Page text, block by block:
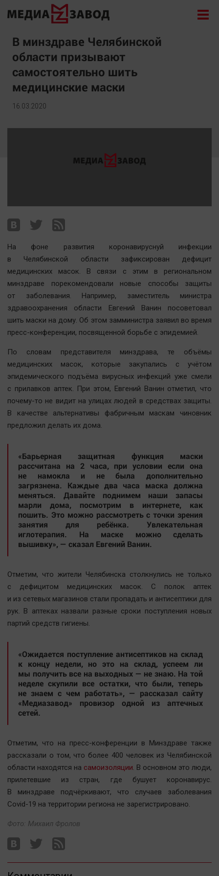
Новости
Экономика
Происшествия
Общество
Политика
Архив
Наша победа
Политика
Экономика
Происшествия
Здоровье
Курилка
Технологии
Отраслевые темы
Hедвижимость
Образование
Автомобили
XX век: криминальные уроки
Банки
Медиаграмотность
Медицина
Новости компаний
Прогулки по городу Ч
Статистика
Челябинск космический
Другие рубрики
Актуальная тема
Афиша
Блогеркуль
Вкусное
Дети
ЖКХ
Интервью
Качество жизни
Конкурс
Народная журналистика
В минздраве Челябинской
области призывают
самостоятельно шить
медицинские маски
16.03.2020
На фоне развития коронавируснуй инфекции
в Челябинской области зафиксирован дефицит
медицинских масок. В связи с этим в региональном
минздраве порекомендовали новые способы защиты
от заболевания. Например, заместитель министра
здравоохранения области Евгений Ванин посоветовал
шить маски на дому. Об этом замминистра заявил во время
пресс-конференции, посвященной борьбе с эпидемией.
По словам представителя минздрава, те объёмы
медицинских масок, которые закупались с учётом
эпидемического подъёма вирусных инфекций уже смели
с прилавков аптек. При этом, Евгений Ванин отметил, что
почему-то не видит на улицах людей в средствах защиты.
В качестве альтернативы фабричным маскам чиновник
предложил делать их дома.
«Барьерная защитная функция маски
рассчитана на 2 часа, при условии если она
не намокла и не была дополнительно
загрязнена. Каждые два часа маска должна
меняться. Давайте поднимем наши запасы
марли дома, посмотрим в интернете, как
пошить. Это можно рассмотреть с точки зрения
занятия для ребёнка. Увлекательная
иглотерапия. На маске можно сделать
вышивку», — сказал Евгений Ванин.
Отметим, что жители Челябинска столкнулись не только
с дефицитом медицинских масок. С полок аптек
и из сетевых магазинов стали пропадать и антисептики для
рук. В аптеках назвали разные сроки поступления новых
партий средств гигиены.
«Ожидается поступление антисептиков на склад
к концу недели, но это на склад, успеем ли
мы получить все на выходных — не знаю. На той
неделе скупили все остатки, что были, теперь
не знаем с чем работать», — рассказал сайту
«Медиазавод» провизор одной из аптечных
сетей.
Отметим, что на пресс-конференции в Минздраве также
рассказали о том, что более 400 человек из Челябинской
области находятся на самоизоляции. В основном это люди,
прилетевшие из стран, где бушует коронавирус.
В минздраве подчёркивают, что случаев заболевания
Covid-19 на территории региона не зарегистрировано.
Фото: Михаил Фролов